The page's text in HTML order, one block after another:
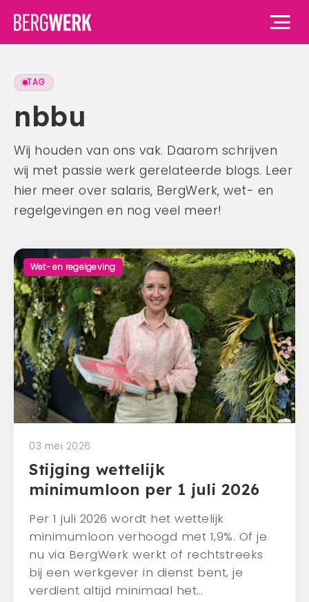
Home
Voor werknemers
Voor werknemers
BergWerk Academie
Onze werkgevers
Voor werkgevers
Waarom BergWerk
Onze diensten
Over ons
Over ons
Ons team
Mens en dier
Veelgestelde vragen
Blog
Contact
CONTACT
0341 - 45 33 09
info@bergwerk.nu
TAG
nbbu
Wij houden van ons vak. Daarom schrijven
wij met passie werk gerelateerde blogs. Leer
hier meer over salaris, BergWerk, wet- en
regelgevingen en nog veel meer!
Wet- en regelgeving
03 mei 2026
Stijging wettelijk
minimumloon per 1 juli 2026
Per 1 juli 2026 wordt het wettelijk
minimumloon verhoogd met 1,9%. Of je
nu via BergWerk werkt of rechtstreeks
bij een werkgever in dienst bent, je
verdient altijd minimaal het…